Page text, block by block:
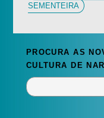
SEMENTEIRA
PROCURA AS
CULTURA DE